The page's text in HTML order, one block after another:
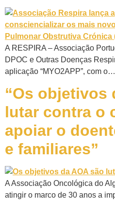
A RESPIRA – Associação
DPOC e Outras Doenças
aplicação “MYO2APP”, com o…
“Os objetivos
lutar contra o
apoiar o
e familiares”
A Associação Oncológica do
atingir o marco de 30 anos a